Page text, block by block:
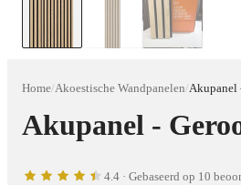
Home/Akoestische Wandpanelen/Akupanel
Akupanel -
4.4 · Gebaseerd op 10